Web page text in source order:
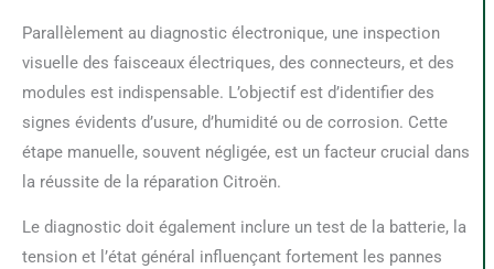
Parallèlement au diagnostic électronique, une inspection
visuelle des faisceaux électriques, des connecteurs, et des
modules est indispensable. L’objectif est d’identifier des
signes évidents d’usure, d’humidité ou de corrosion. Cette
étape manuelle, souvent négligée, est un facteur crucial dans
la réussite de la réparation Citroën.
Le diagnostic doit également inclure un test de la batterie, la
tension et l’état général influençant fortement les pannes